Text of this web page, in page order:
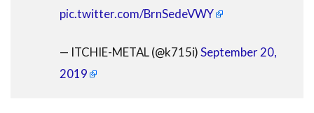
pic.twitter.com/BrnSedeVWY
— ITCHIE-METAL (@k715i)September 20,
2019